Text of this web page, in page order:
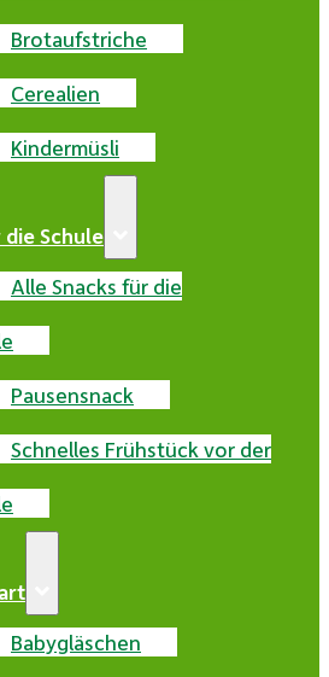
Brotaufstriche
Cerealien
Kindermüsli
Schule
Alle Snacks für die
Pausensnack
Schnelles Frühstück vor der
Babygläschen